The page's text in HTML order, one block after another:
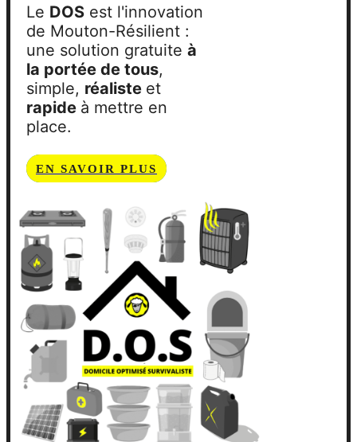
Le DOS est l'innovation
de Mouton-Résilient :
une solution gratuite à
la portée de tous,
simple, réaliste et
rapide à mettre en
place.
EN SAVOIR PLUS